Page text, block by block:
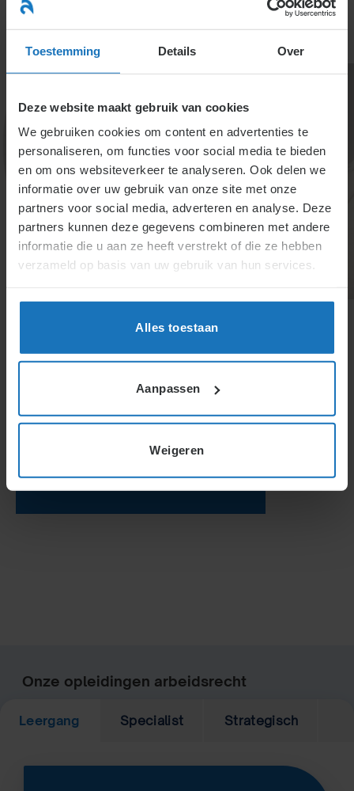
Toestemming Details Over
Deze website maakt gebruik van cookies
We gebruiken cookies om content en advertenties te
personaliseren, om functies voor social media te bieden
en om ons websiteverkeer te analyseren. Ook delen we
informatie over uw gebruik van onze site met onze
partners voor social media, adverteren en analyse. Deze
partners kunnen deze gegevens combineren met andere
informatie die u aan ze heeft verstrekt of die ze hebben
verzameld op basis van uw gebruik van hun services.
Alles toestaan
Aanpassen
Weigeren
naar
inhoud
Specialisten info
Deze informatie is voor de cursisten van onze
opleidingen.
Inlog voor cursisten
Onze opleidingen arbeidsrecht
Leergang Specialist Strategisch